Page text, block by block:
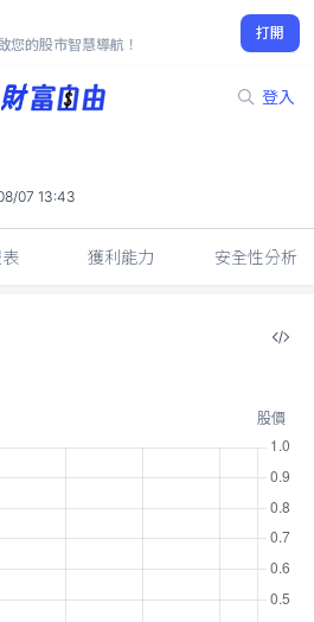
您的股市智慧導航！
打開
登入
-
07 13:43
獲利能力 安全性分析